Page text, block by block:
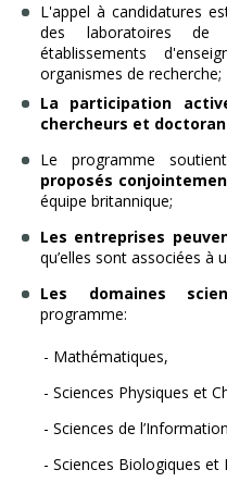
L'appel à candidatures
des laboratoires de
établissements
organismes de recherche;
La participation
chercheurs et
Le programme
proposés
équipe britannique;
Les entreprises
qu’elles sont associées à
Les domaines
programme:
- Mathématiques,
- Sciences Physiques et
- Sciences de
- Sciences Biologiques et